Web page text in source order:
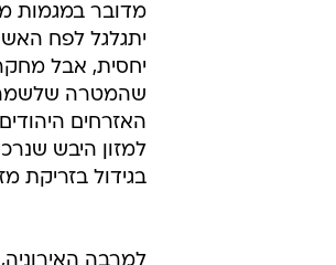
מגפות מעוררות
מה שמניע את
וביצים
מהצרכנים
מדובר במגמות